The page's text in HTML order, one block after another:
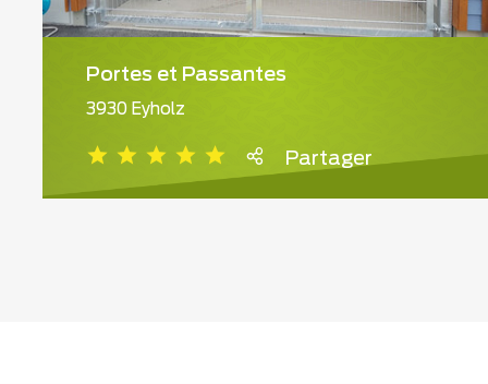
Portes et Passantes
3930 Eyholz
Partager